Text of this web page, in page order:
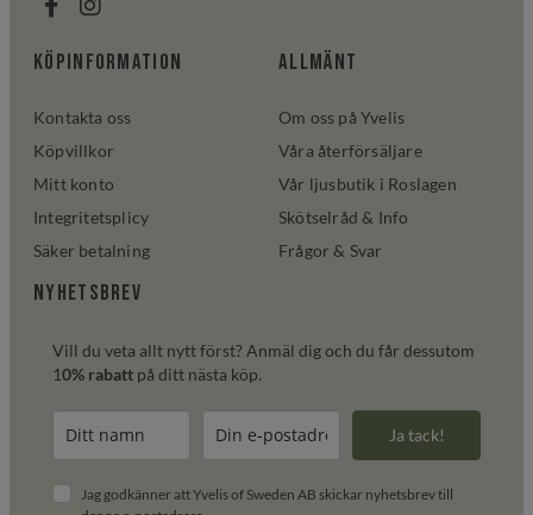
Köpinformation
Kontakta oss
Köpvillkor
Mitt konto
Integritetsplicy
Säker betalning
Allmänt
Om oss på Yvelis
Våra återförsäljare
Vår ljusbutik i Roslagen
Skötselråd & Info
Frågor & Svar
Nyhetsbrev
Vill du veta allt nytt först? Anmäl dig och du får dessutom
10% rabatt på ditt nästa köp.
Ja tack!
Jag godkänner att Yvelis of Sweden AB skickar nyhetsbrev till